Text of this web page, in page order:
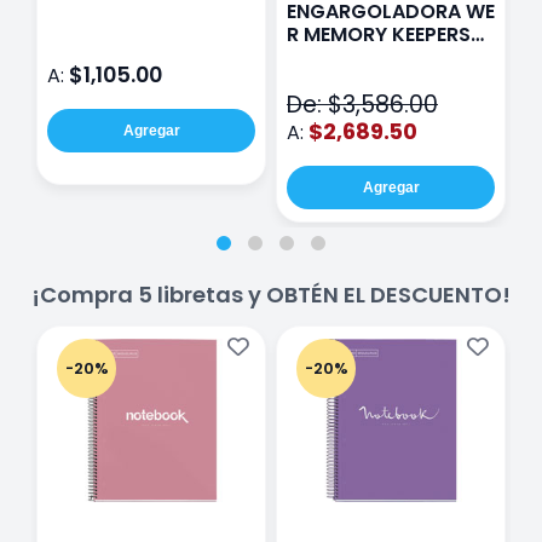
A: $1,105.00
Agregar
ENGARGOLADORA WE
R MEMORY KEEPERS
De: $3,586.00
A: $2,689.50
Agregar
¡Compra 5 libretas y OBTÉN EL DESCUENTO!
-20% -20%